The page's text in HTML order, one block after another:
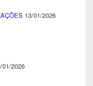
13/01/2026
01/2026